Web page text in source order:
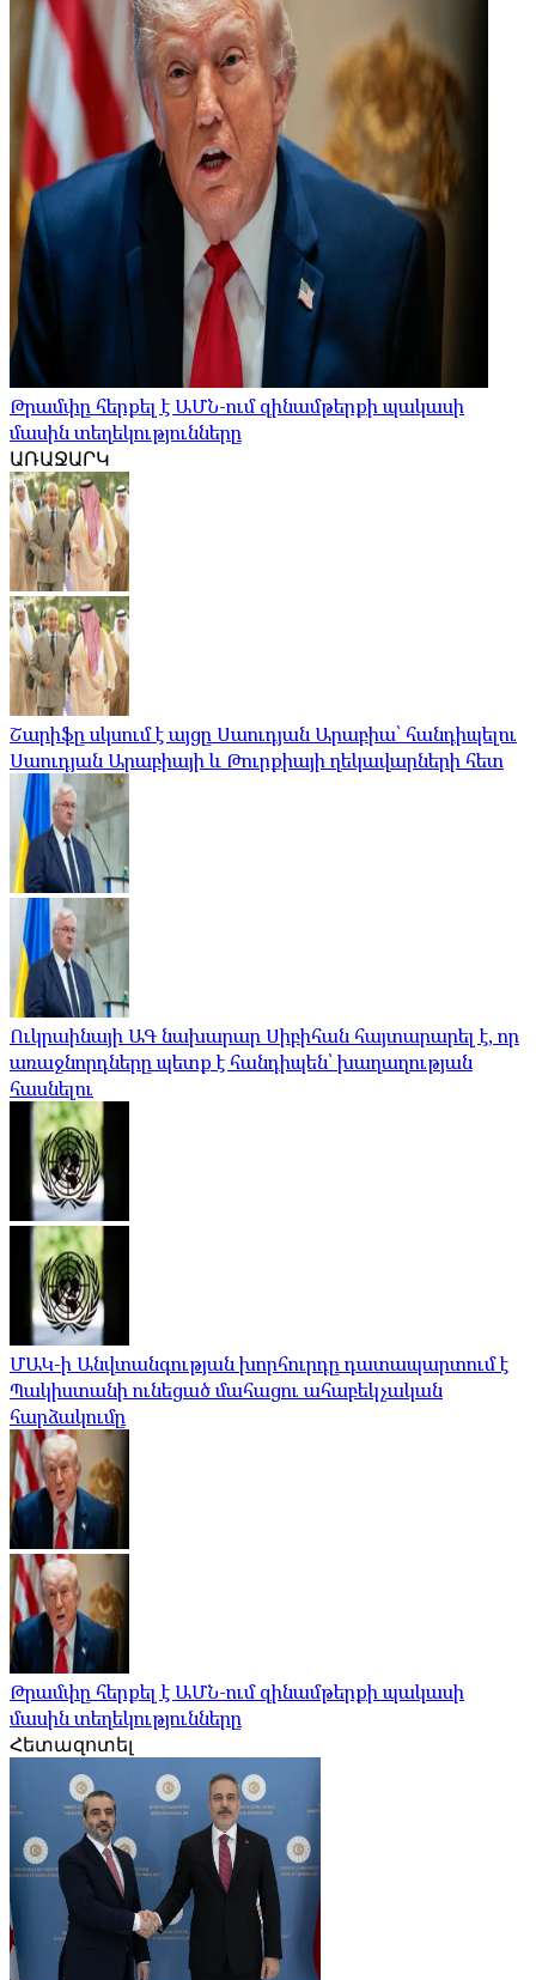
Թրամփը հերքել է ԱՄՆ-ում զինամթերքի պակասի
մասին տեղեկությունները
ԱՌԱՋԱՐԿ
Շարիֆը սկսում է այցը Սաուդյան Արաբիա՝ հանդիպելու
Սաուդյան Արաբիայի և Թուրքիայի ղեկավարների հետ
Ուկրաինայի ԱԳ նախարար Սիբիհան հայտարարել է, որ
առաջնորդները պետք է հանդիպեն՝ խաղաղության
հասնելու
ՄԱԿ-ի Անվտանգության խորհուրդը դատապարտում է
Պակիստանի ունեցած մահացու ահաբեկչական
հարձակումը
Թրամփը հերքել է ԱՄՆ-ում զինամթերքի պակասի
մասին տեղեկությունները
Հետազոտել